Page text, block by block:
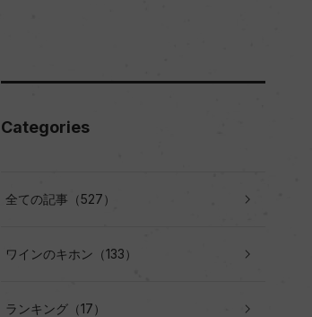
Categories
全ての記事（527）
ワインのキホン（133）
ランキング（17）